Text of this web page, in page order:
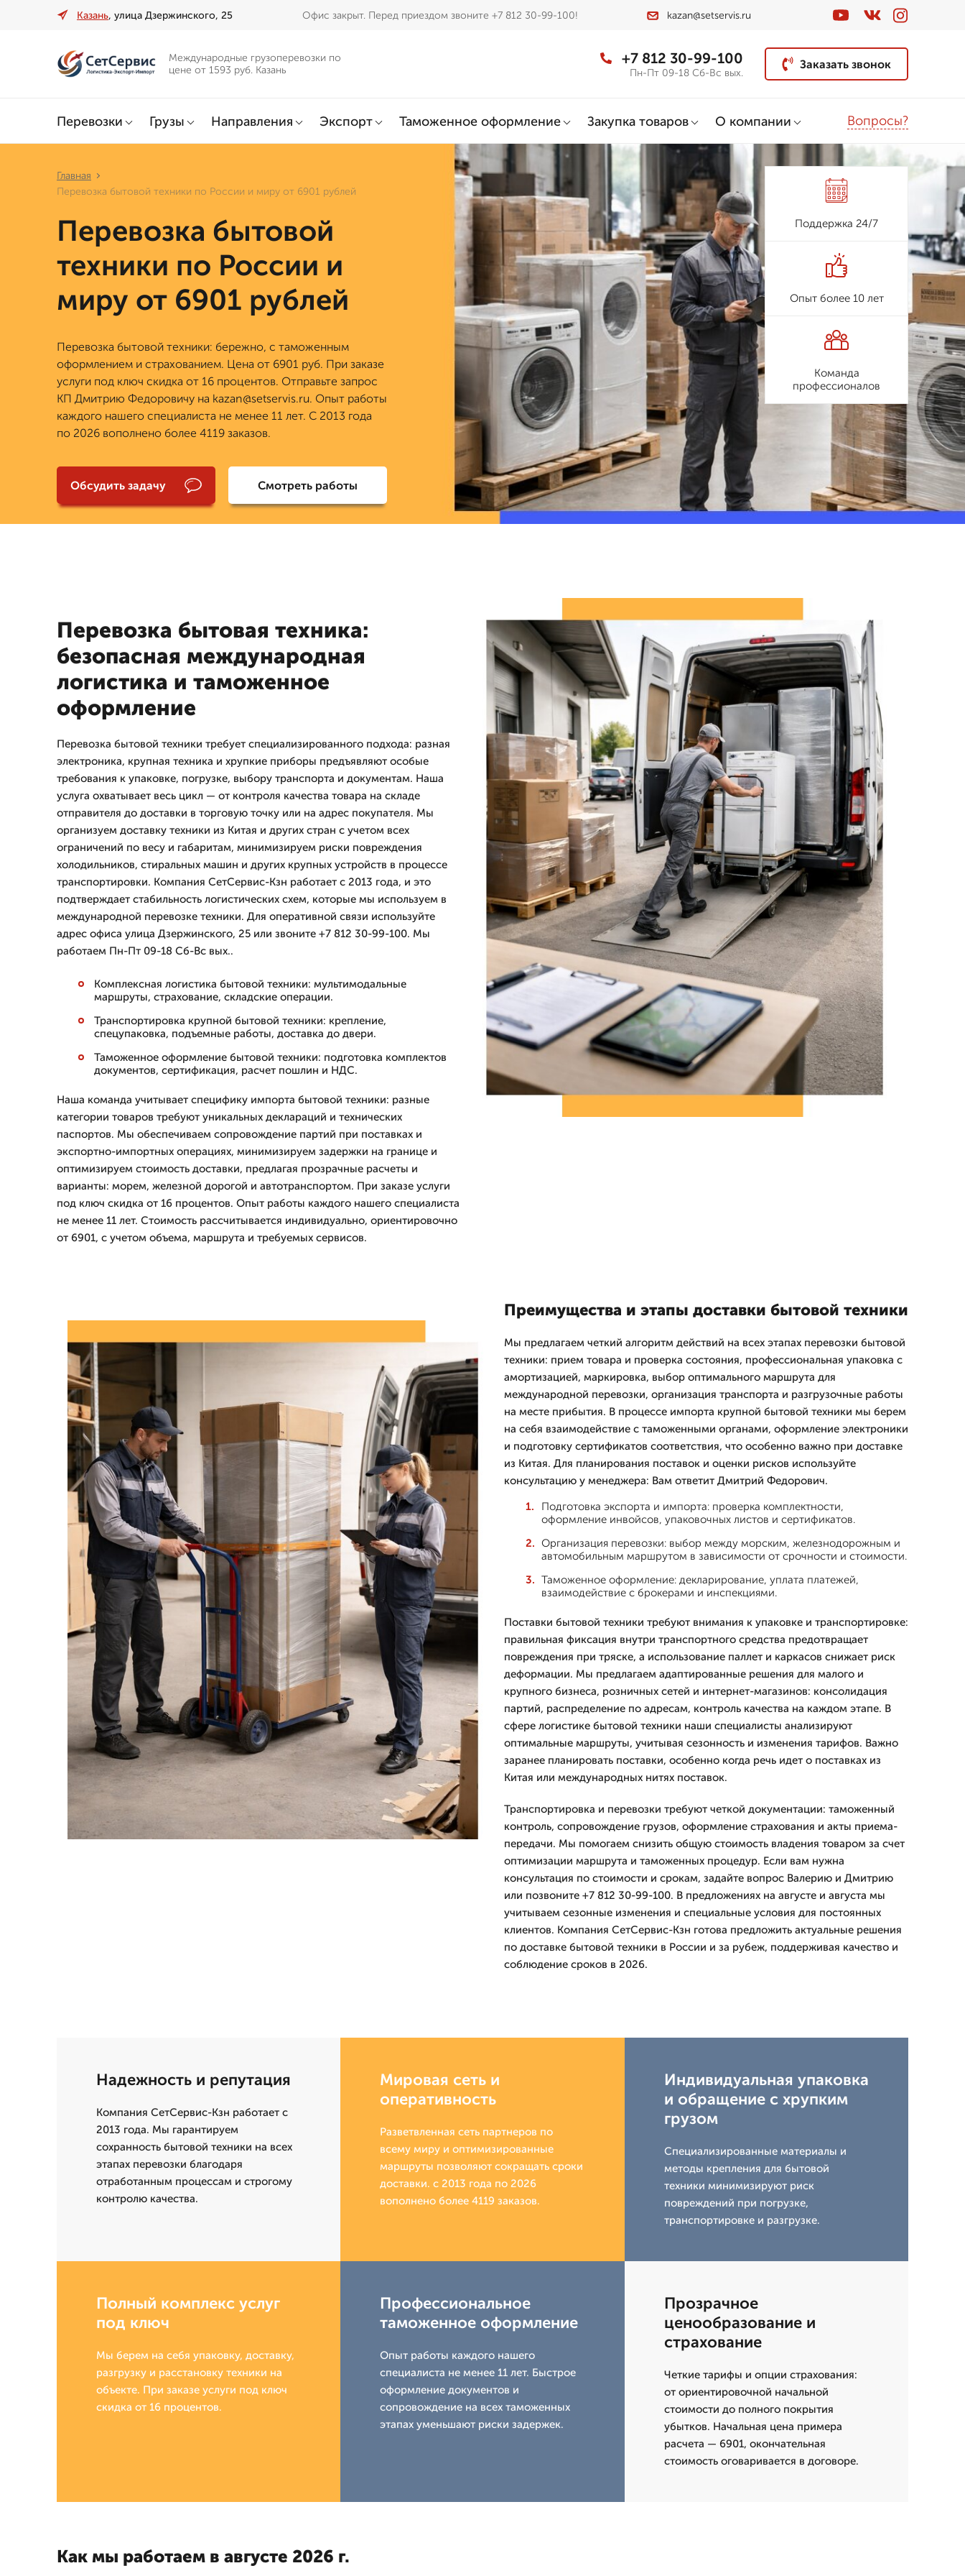
Казань, улица Дзержинского, 25 Офис закрыт. Перед приездом звоните +7 812 30-99-100! kazan@setservis.ru
Международные грузоперевозки по
цене от 1593 руб. Казань
+7 812 30-99-100
Пн-Пт 09-18 Сб-Вс вых.
Заказать звонок
Перевозки Грузы Направления Экспорт Таможенное оформление Закупка товаров О компании Вопросы?
Главная
Перевозка бытовой техники по России и миру от 6901 рублей
Перевозка бытовой
техники по России и
миру от 6901 рублей
Перевозка бытовой техники: бережно, с таможенным
оформлением и страхованием. Цена от 6901 руб. При заказе
услуги под ключ скидка от 16 процентов. Отправьте запрос
КП Дмитрию Федоровичу на kazan@setservis.ru. Опыт работы
каждого нашего специалиста не менее 11 лет. С 2013 года
по 2026 вополнено более 4119 заказов.
Обсудить задачу Смотреть работы
Поддержка 24/7
Опыт более 10 лет
Команда
профессионалов
Перевозка бытовая техника:
безопасная международная
логистика и таможенное
оформление
Перевозка бытовой техники требует специализированного подхода: разная
электроника, крупная техника и хрупкие приборы предъявляют особые
требования к упаковке, погрузке, выбору транспорта и документам. Наша
услуга охватывает весь цикл — от контроля качества товара на складе
отправителя до доставки в торговую точку или на адрес покупателя. Мы
организуем доставку техники из Китая и других стран с учетом всех
ограничений по весу и габаритам, минимизируем риски повреждения
холодильников, стиральных машин и других крупных устройств в процессе
транспортировки. Компания СетСервис-Кзн работает с 2013 года, и это
подтверждает стабильность логистических схем, которые мы используем в
международной перевозке техники. Для оперативной связи используйте
адрес офиса улица Дзержинского, 25 или звоните +7 812 30-99-100. Мы
работаем Пн-Пт 09-18 Сб-Вс вых..
Комплексная логистика бытовой техники: мультимодальные
маршруты, страхование, складские операции.
Транспортировка крупной бытовой техники: крепление,
спецупаковка, подъемные работы, доставка до двери.
Таможенное оформление бытовой техники: подготовка комплектов
документов, сертификация, расчет пошлин и НДС.
Наша команда учитывает специфику импорта бытовой техники: разные
категории товаров требуют уникальных деклараций и технических
паспортов. Мы обеспечиваем сопровождение партий при поставках и
экспортно-импортных операциях, минимизируем задержки на границе и
оптимизируем стоимость доставки, предлагая прозрачные расчеты и
варианты: морем, железной дорогой и автотранспортом. При заказе услуги
под ключ скидка от 16 процентов. Опыт работы каждого нашего специалиста
не менее 11 лет. Стоимость рассчитывается индивидуально, ориентировочно
от 6901, с учетом объема, маршрута и требуемых сервисов.
Преимущества и этапы доставки бытовой техники
Мы предлагаем четкий алгоритм действий на всех этапах перевозки бытовой
техники: прием товара и проверка состояния, профессиональная упаковка с
амортизацией, маркировка, выбор оптимального маршрута для
международной перевозки, организация транспорта и разгрузочные работы
на месте прибытия. В процессе импорта крупной бытовой техники мы берем
на себя взаимодействие с таможенными органами, оформление электроники
и подготовку сертификатов соответствия, что особенно важно при доставке
из Китая. Для планирования поставок и оценки рисков используйте
консультацию у менеджера: Вам ответит Дмитpий Федорович.
Подготовка экспорта и импорта: проверка комплектности,
оформление инвойсов, упаковочных листов и сертификатов.
Организация перевозки: выбор между морским, железнодорожным и
автомобильным маршрутом в зависимости от срочности и стоимости.
Таможенное оформление: декларирование, уплата платежей,
взаимодействие с брокерами и инспекциями.
Поставки бытовой техники требуют внимания к упаковке и транспортировке:
правильная фиксация внутри транспортного средства предотвращает
повреждения при тряске, а использование паллет и каркасов снижает риск
деформации. Мы предлагаем адаптированные решения для малого и
крупного бизнеса, розничных сетей и интернет-магазинов: консолидация
партий, распределение по адресам, контроль качества на каждом этапе. В
сфере логистике бытовой техники наши специалисты анализируют
оптимальные маршруты, учитывая сезонность и изменения тарифов. Важно
заранее планировать поставки, особенно когда речь идет о поставках из
Китая или международных нитях поставок.
Транспортировка и перевозки требуют четкой документации: таможенный
контроль, сопровождение грузов, оформление страхования и акты приема-
передачи. Мы помогаем снизить общую стоимость владения товаром за счет
оптимизации маршрута и таможенных процедур. Если вам нужна
консультация по стоимости и срокам, задайте вопрос Валерию и Дмитрию
или позвоните +7 812 30-99-100. В предложениях на августе и августа мы
учитываем сезонные изменения и специальные условия для постоянных
клиентов. Компания СетСервис-Кзн готова предложить актуальные решения
по доставке бытовой техники в России и за рубеж, поддерживая качество и
соблюдение сроков в 2026.
Надежность и репутация
Компания СетСервис-Кзн работает с
2013 года. Мы гарантируем
сохранность бытовой техники на всех
этапах перевозки благодаря
отработанным процессам и строгому
контролю качества.
Мировая сеть и
оперативность
Разветвленная сеть партнеров по
всему миру и оптимизированные
маршруты позволяют сокращать сроки
доставки. с 2013 года по 2026
вополнено более 4119 заказов.
Индивидуальная упаковка
и обращение с хрупким
грузом
Специализированные материалы и
методы крепления для бытовой
техники минимизируют риск
повреждений при погрузке,
транспортировке и разгрузке.
Полный комплекс услуг
под ключ
Мы берем на себя упаковку, доставку,
разгрузку и расстановку техники на
объекте. При заказе услуги под ключ
скидка от 16 процентов.
Профессиональное
таможенное оформление
Опыт работы каждого нашего
специалиста не менее 11 лет. Быстрое
оформление документов и
сопровождение на всех таможенных
этапах уменьшают риски задержек.
Прозрачное
ценообразование и
страхование
Четкие тарифы и опции страхования:
от ориентировочной начальной
стоимости до полного покрытия
убытков. Начальная цена примера
расчета — 6901, окончательная
стоимость оговаривается в договоре.
Как мы работаем в августе 2026 г.